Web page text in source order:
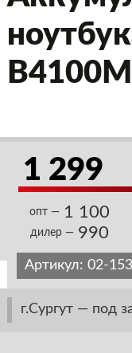
B4100M
1 299
опт — 1 100
дилер — 990
Артикул: 02-153
г.Сургут — под